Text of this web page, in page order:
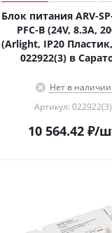
Блок питания ARV-
PFC-B (24V, 8.3A,
(Arlight, IP20
022922(3) в
Нет в наличии
Артикул: 022922(3)
10 564.42 ₽/